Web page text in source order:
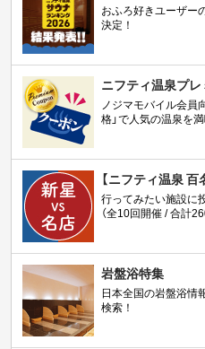
おふろ好きユーザー
決定！
ニフティ温泉プ
ノジマモバイル会員
格」で人気の温泉を
【ニフティ温泉 百
行ってみたい施設に
（全10回開催 / 合計
岩盤浴特集
日本全国の岩盤浴情
検索！